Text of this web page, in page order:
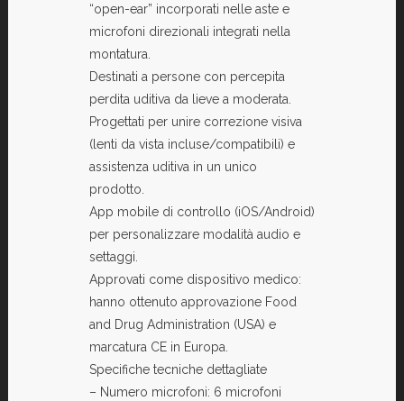
“open-ear” incorporati nelle aste e
microfoni direzionali integrati nella
montatura.
Destinati a persone con percepita
perdita uditiva da lieve a moderata.
Progettati per unire correzione visiva
(lenti da vista incluse/compatibili) e
assistenza uditiva in un unico
prodotto.
App mobile di controllo (iOS/Android)
per personalizzare modalità audio e
settaggi.
Approvati come dispositivo medico:
hanno ottenuto approvazione Food
and Drug Administration (USA) e
marcatura CE in Europa.
Specifiche tecniche dettagliate
– Numero microfoni: 6 microfoni